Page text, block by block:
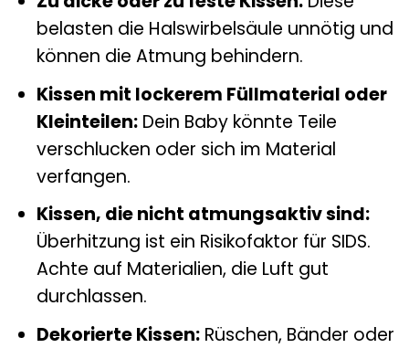
belasten die Halswirbelsäule unnötig und
können die Atmung behindern.
Kissen mit lockerem Füllmaterial oder
Kleinteilen:Dein Baby könnte Teile
verschlucken oder sich im Material
verfangen.
Kissen, die nicht atmungsaktiv sind:
Überhitzung ist ein Risikofaktor für SIDS.
Achte auf Materialien, die Luft gut
durchlassen.
Dekorierte Kissen:Rüschen, Bänder oder